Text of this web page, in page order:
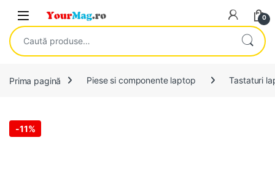
Open 0
Caută după:
Prima pagină Piese si componente laptop Tastaturi
-11%